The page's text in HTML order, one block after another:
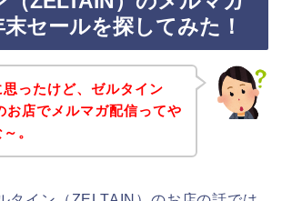
セールを探してみた！
ったけど、ゼルタイン
お店でメルマガ配信ってや
。